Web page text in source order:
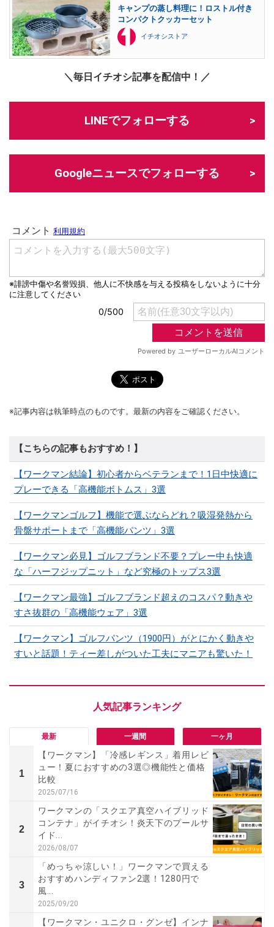
キャンプの蒸し料理に！ロストル付き
コンパクトクッカーセット
イチオシストア
＼毎日イチオシ記事を配信中！／
LINEでフォローする
Googleニュースでフォローする
※記事内容は執筆時点のものです。最新の内容をご確認ください。
【こちらの記事もおすすめ！】
【ワークマン結論】初心者からベテランまで！1日中快適に
プレーできる「高機能ボトムス」3選
【ワークマンゴルフ】機能で選ぶならどれ？吸湿発熱から
骨盤サポートまで「高機能パンツ」3選
【ワークマン必見】ゴルフブランド不要？プレー中も快適
な「ハーフジップニット」など究極のトップス3選
【ワークマン最強】ゴルフブランド超えのコスパ？動きや
すさ抜群の「高機能ウェア」3選
【ワークマン】ゴルフパンツ（1900円）がとにかく動きや
すいと話題！ティー差しがついた工夫にマニアも驚いた！
最新 一週間 一ヶ月
1
【ワークマン】「冷感レギンス」着用レビ
ュー！夏におすすめの3選◎機能性と価格
比較
2025/07/16
2
ワークマンの「スクエア真空ハイブリッド
コンテナ」がイチオシ！炎天下のプールサ
イド...
2026/08/07
3
「めっちゃ涼しい！」ワークマンで買える
おすすめハンディファン2選！1280円で
風...
2025/09/20
【ワークマン・ユニクロ・グンゼ】インナ